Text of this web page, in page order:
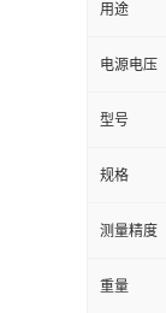
用途
电源电压
型号
规格
测量精度
重量